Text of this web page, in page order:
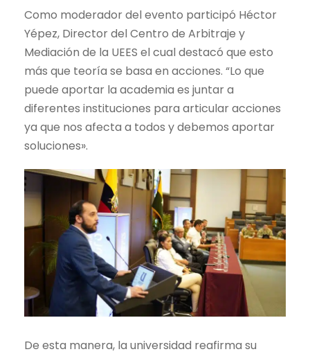
Como moderador del evento participó Héctor
Yépez, Director del Centro de Arbitraje y
Mediación de la UEES el cual destacó que esto
más que teoría se basa en acciones. “Lo que
puede aportar la academia es juntar a
diferentes instituciones para articular acciones
ya que nos afecta a todos y debemos aportar
soluciones».
De esta manera, la universidad reafirma su